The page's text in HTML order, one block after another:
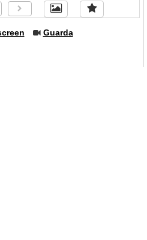
Guarda